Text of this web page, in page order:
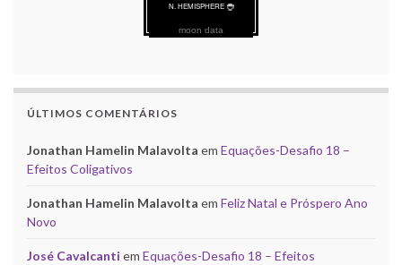
moon data
ÚLTIMOS COMENTÁRIOS
Jonathan Hamelin Malavolta em Equações-Desafio 18 –
Efeitos Coligativos
Jonathan Hamelin Malavolta em Feliz Natal e Próspero Ano
Novo
José Cavalcanti em Equações-Desafio 18 – Efeitos